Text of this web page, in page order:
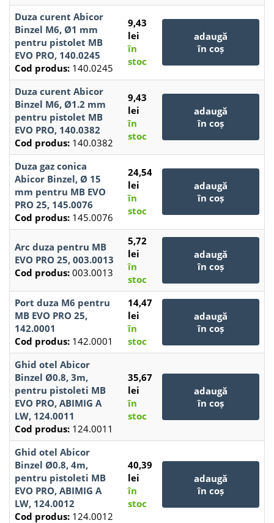
Duza curent Abicor
Binzel M6, Ø1 mm
pentru pistolet MB
EVO PRO, 140.0245
Cod produs: 140.0245
9,43
lei
în
stoc
adaugă
în coș
Duza curent Abicor
Binzel M6, Ø1.2 mm
pentru pistolet MB
EVO PRO, 140.0382
Cod produs: 140.0382
9,43
lei
în
stoc
adaugă
în coș
Duza gaz conica
Abicor Binzel, Ø 15
mm pentru MB EVO
PRO 25, 145.0076
Cod produs: 145.0076
24,54
lei
în
stoc
adaugă
în coș
Arc duza pentru MB
EVO PRO 25, 003.0013
Cod produs: 003.0013
5,72
lei
în
stoc
adaugă
în coș
Port duza M6 pentru
MB EVO PRO 25,
142.0001
Cod produs: 142.0001
14,47
lei
în
stoc
adaugă
în coș
Ghid otel Abicor
Binzel Ø0.8, 3m,
pentru pistoleti MB
EVO PRO, ABIMIG A
LW, 124.0011
Cod produs: 124.0011
35,67
lei
în
stoc
adaugă
în coș
Ghid otel Abicor
Binzel Ø0.8, 4m,
pentru pistoleti MB
EVO PRO, ABIMIG A
LW, 124.0012
Cod produs: 124.0012
40,39
lei
în
stoc
adaugă
în coș